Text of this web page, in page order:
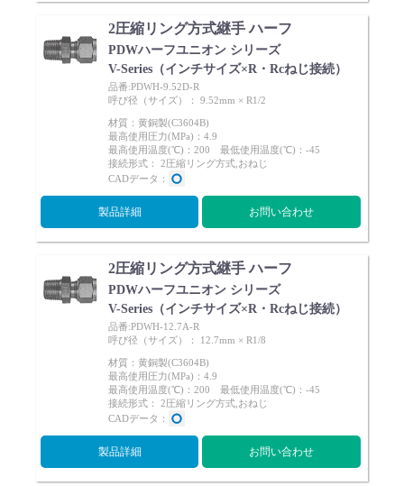
2圧縮リング方式継手 ハーフ
PDWハーフユニオン シリーズ
V-Series（インチサイズ×R・Rcねじ接続）
品番:PDWH-9.52D-R
呼び径（サイズ）： 9.52mm × R1/2
材質：黄銅製(C3604B)
最高使用圧力(MPa)：4.9
最高使用温度(℃)：200 最低使用温度(℃)：-45
接続形式： 2圧縮リング方式,おねじ
CADデータ：
製品詳細 お問い合わせ
2圧縮リング方式継手 ハーフ
PDWハーフユニオン シリーズ
V-Series（インチサイズ×R・Rcねじ接続）
品番:PDWH-12.7A-R
呼び径（サイズ）： 12.7mm × R1/8
材質：黄銅製(C3604B)
最高使用圧力(MPa)：4.9
最高使用温度(℃)：200 最低使用温度(℃)：-45
接続形式： 2圧縮リング方式,おねじ
CADデータ：
製品詳細 お問い合わせ